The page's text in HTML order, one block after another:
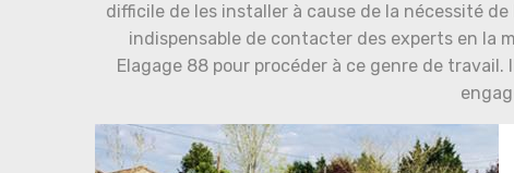
difficile de les installer à cause de la nécessité
indispensable de contacter des experts en la
Elagage 88 pour procéder à ce genre de